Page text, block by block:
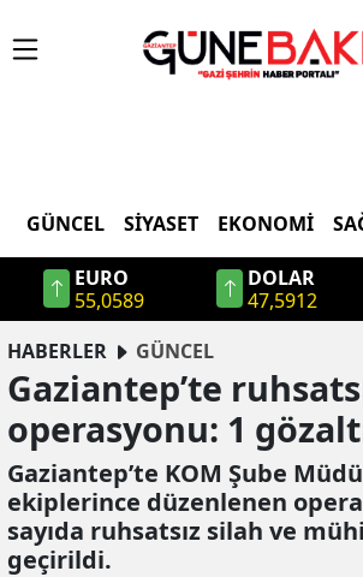
GÜNCEL SIYASET EKONOMI
EURO
55,0589
DOLAR
47,5912
HABERLER
GÜNCEL
Gaziantep’te
operasyonu: 1
Gaziantep’te KOM Şube
ekiplerince düzenlenen
sayıda ruhsatsız silah ve
geçirildi.